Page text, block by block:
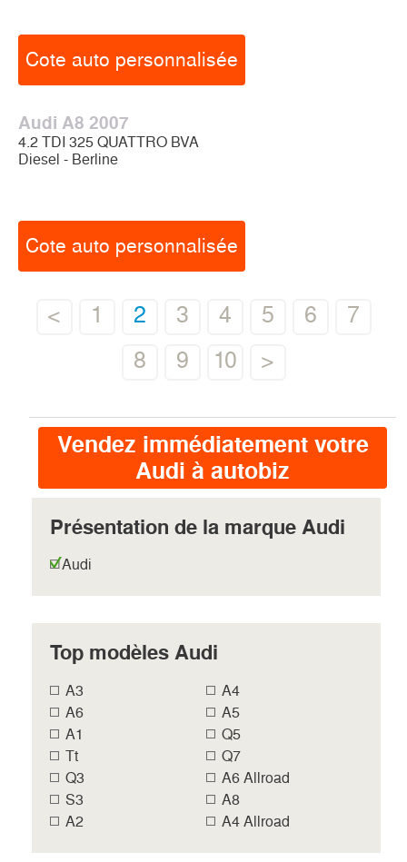
Cote auto personnalisée
Audi A8 2007
4.2 TDI 325 QUATTRO BVA
Diesel - Berline
Cote auto personnalisée
< 1 2 3 4 5 6
7
8
9 10 >
Vendez immédiatement votre
Audi à autobiz
Présentation de la marque Audi
Audi
Top modèles Audi
A3
A4
A6
A5
A1
Q5
Tt
Q7
Q3
A6 Allroad
S3
A8
A2
A4 Allroad